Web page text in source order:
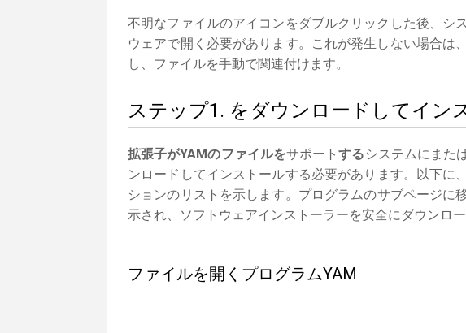
不明なファイルのアイコンをダブルクリックした後、シ
ウェアで開く必要があります。これが発生しない場合は
し、ファイルを手動で関連付けます。
ステップ1. をダウンロードしてイン
拡張子がYAMのファイルをサポートする システムにまた
ンロードしてインストールする必要があります。以下に
ションのリストを示します。プログラムのサブページに
示され、ソフトウェアインストーラーを安全にダウンロー
ファイルを開くプログラムYAM